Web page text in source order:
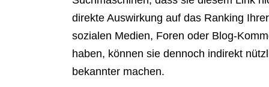
direkte Auswirkung auf das Ranking
sozialen Medien, Foren oder Blog-
haben, können sie dennoch indirekt
bekannter machen.